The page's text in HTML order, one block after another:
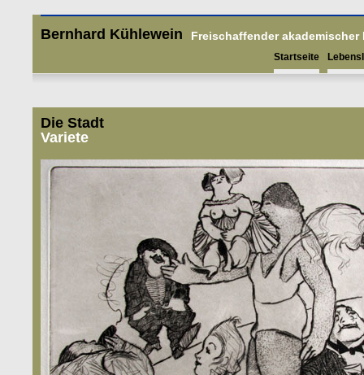
Bernhard Kühlewein Freischaffender akademischer
Startseite
Die Stadt
Variete